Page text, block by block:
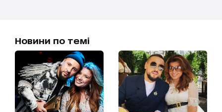
Новини по темі